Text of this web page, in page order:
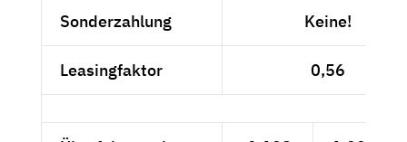
Sonderzahlung Keine!
Leasingfaktor 0,56